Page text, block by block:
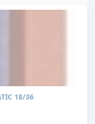
18/36